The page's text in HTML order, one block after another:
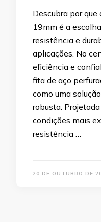
Descubra por
19mm é a
resistência e
aplicações. No
eficiência e
fita de aço
como uma
robusta.
condições mais
resistência …
20 DE OUTUBRO DE